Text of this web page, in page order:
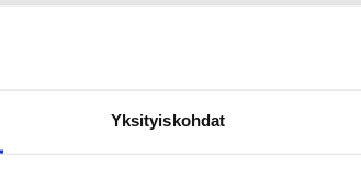
Yksityiskohdat